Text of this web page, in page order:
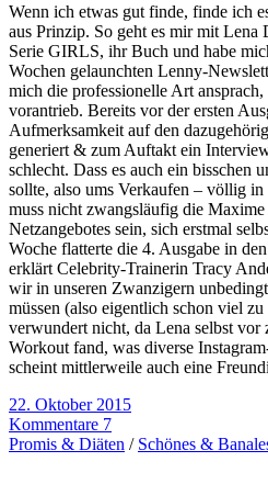
Wenn ich etwas gut finde, finde ich
aus Prinzip. So geht es mir mit
Serie GIRLS, ihr Buch und habe
Wochen gelaunchten Lenny-
mich die professionelle Art ansprach,
vorantrieb. Bereits vor der ersten
Aufmerksamkeit auf den
generiert & zum Auftakt ein
schlecht. Dass es auch ein bisschen
sollte, also ums Verkaufen – völlig
muss nicht zwangsläufig die
Netzangebotes sein, sich erstmal
Woche flatterte die 4. Ausgabe in
erklärt Celebrity-Trainerin Tracy
wir in unseren Zwanzigern
müssen (also eigentlich schon viel
verwundert nicht, da Lena selbst vor
Workout fand, was diverse
scheint mittlerweile auch eine
22. Oktober 2015
Kommentare 7
Promis & Diäten / Schönes &